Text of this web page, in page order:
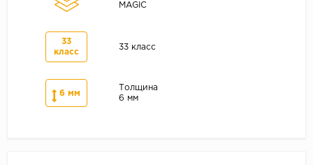
MAGIC
33
класс
33 класс
6 мм
Толщина
6 мм